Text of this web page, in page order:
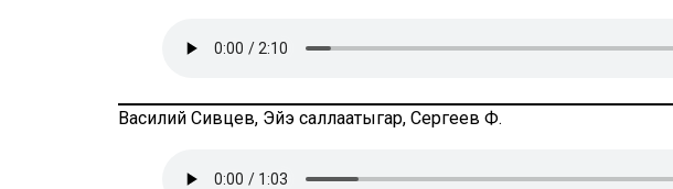
Василий Сивцев, Эйэ саллаатыгар, Сергеев Ф.